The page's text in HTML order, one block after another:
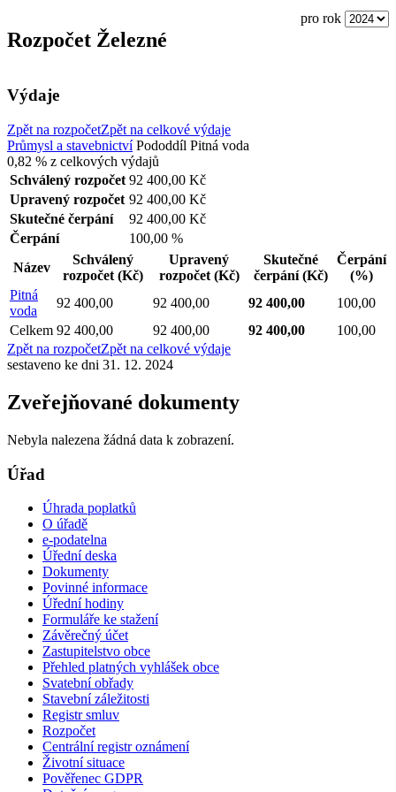
pro rok
Rozpočet Železné
Výdaje
Zpět na rozpočetZpět na celkové výdaje
Průmysl a stavebnictví Pododdíl Pitná voda
0,82 % z celkových výdajů
Schválený rozpočet 92 400,00 Kč
Upravený rozpočet 92 400,00 Kč
Skutečné čerpání
92 400,00 Kč
Čerpání
100,00 %
Název
Schválený
rozpočet (Kč)
Upravený
rozpočet (Kč)
Skutečné
čerpání(Kč)
Čerpání
(%)
Pitná
voda
92 400,00 92 400,00 92 400,00
100,00
Celkem 92 400,00 92 400,00 92 400,00
100,00
Zpět na rozpočetZpět na celkové výdaje
sestaveno ke dni 31. 12. 2024
Zveřejňované dokumenty
Nebyla nalezena žádná data k zobrazení.
Úřad
Úhrada poplatků
O úřadě
e-podatelna
Úřední deska
Dokumenty
Povinné informace
Úřední hodiny
Formuláře ke stažení
Závěrečný účet
Zastupitelstvo obce
Přehled platných vyhlášek obce
Svatební obřady
Stavební záležitosti
Registr smluv
Rozpočet
Centrální registr oznámení
Životní situace
Pověřenec GDPR